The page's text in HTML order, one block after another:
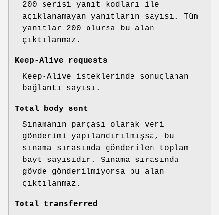
200 serisi yanıt kodları ile
açıklanamayan yanıtların sayısı. Tüm
yanıtlar 200 olursa bu alan
çıktılanmaz.
Keep-Alive requests
Keep-Alive isteklerinde sonuçlanan
bağlantı sayısı.
Total body sent
Sınamanın parçası olarak veri
gönderimi yapılandırılmışsa, bu
sınama sırasında gönderilen toplam
bayt sayısıdır. Sınama sırasında
gövde gönderilmiyorsa bu alan
çıktılanmaz.
Total transferred